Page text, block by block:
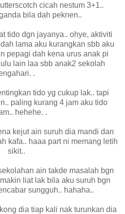
cicah nestum 3+1..
bila dah peknen..
tido dgn jayanya.. ohye, aktiviti
lama aku kurangkan sbb aku
pepagi dah kena urus anak pi
lain laa sbb anak2 sekolah
.
tido yg cukup lak.. tapi
paling kurang 4 jam aku tido
hehehe. .
kejut ain suruh dia mandi dan
kafa.. haaa part ni memang letih
sikit..
ain takde masalah bgn
liat lak bila aku suruh bgn
sungguh.. hahaha..
dia tiap kali nak turunkan dia